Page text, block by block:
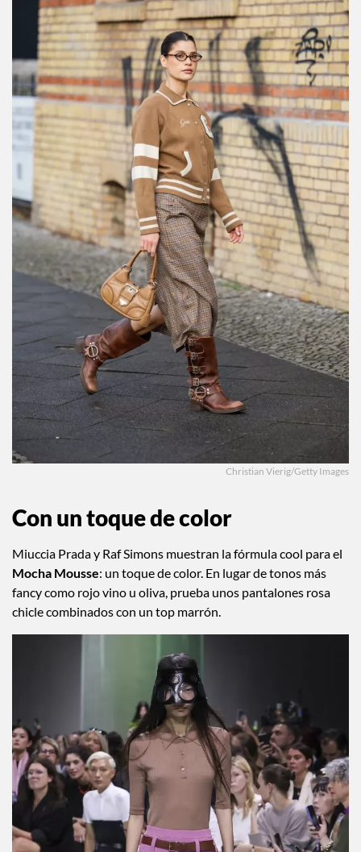
Christian Vierig/Getty Images
Con un toque de color
Miuccia Prada y Raf Simons muestran la fórmula cool para el
Mocha Mousse: un toque de color. En lugar de tonos más
fancy como rojo vino u oliva, prueba unos pantalones rosa
chicle combinados con un top marrón.